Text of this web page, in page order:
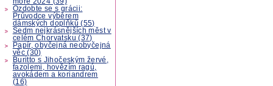
Ozdobte se s grácii:
Průvodce výběrem
dámských doplňků (55)
Sedm nejkrásnějších měst v
celém Chorvatsku (37)
Papír, obyčejná neobyčejná
věc (30)
Buritto s Jihočeským žervé,
fazolemi, hovězím ragú,
avokádem a koriandrem
(16)